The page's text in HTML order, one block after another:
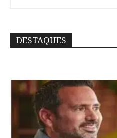
DESTAQUES